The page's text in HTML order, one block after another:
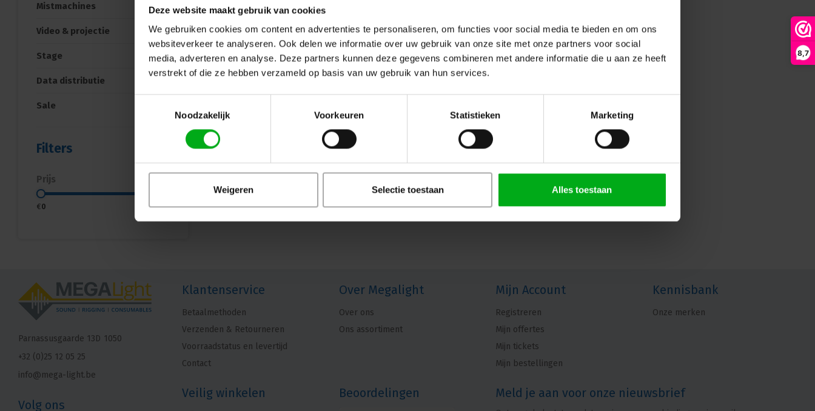
Deze website maakt gebruik van cookies
We gebruiken cookies om content en advertenties te personaliseren, om functies voor social media te bieden en om ons
websiteverkeer te analyseren. Ook delen we informatie over uw gebruik van onze site met onze partners voor social
media, adverteren en analyse. Deze partners kunnen deze gegevens combineren met andere informatie die u aan ze heeft
verstrekt of die ze hebben verzameld op basis van uw gebruik van hun services.
Noodzakelijk
Voorkeuren Statistieken Marketing
Weigeren Selectie toestaan Alles toestaan
8,7
Mistmachines
Video & projectie
Stage
Data distributie
Sale
Filters
Prijs
€0 €5
Parnassusgaarde 13D 1050
+32 (0)25 12 05 25
info@mega-light.be
Volg ons
Klantenservice
Betaalmethoden
Verzenden & Retourneren
Voorraadstatus en levertijd
Contact
Over Megalight
Over ons
Ons assortiment
Mijn Account
Registreren
Mijn offertes
Mijn tickets
Mijn bestellingen
Kennisbank
Onze merken
Veilig winkelen Beoordelingen Meld je aan voor onze nieuwsbrief